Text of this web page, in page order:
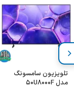
تلویزیون سامسونگ
مدل 50U8000F